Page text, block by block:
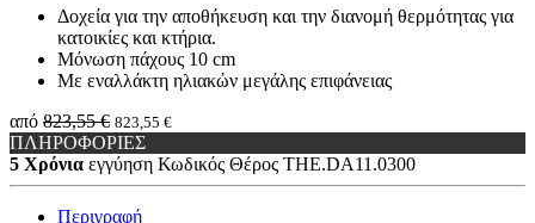
Δοχεία για την αποθήκευση και την διανομή θερμότητας για
κατοικίες και κτήρια.
Μόνωση πάχους 10 cm
Με εναλλάκτη ηλιακών μεγάλης επιφάνειας
από 823,55 € 823,55 €
ΠΛΗΡΟΦΟΡΙΕΣ
5 Χρόνια εγγύηση Κωδικός Θέρος THE.DA11.0300
Περιγραφή